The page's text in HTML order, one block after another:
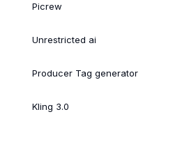
Picrew
Unrestricted ai
Producer Tag generator
Kling 3.0